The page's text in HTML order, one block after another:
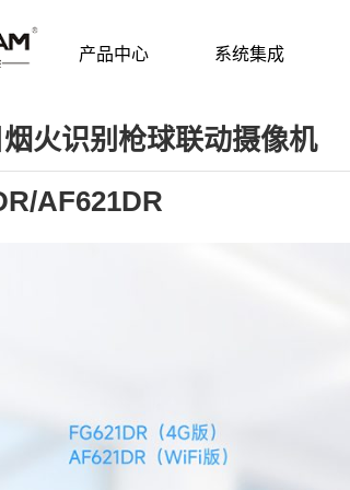
产品中心 系统集成
火识别枪球联动摄像机
AF621DR